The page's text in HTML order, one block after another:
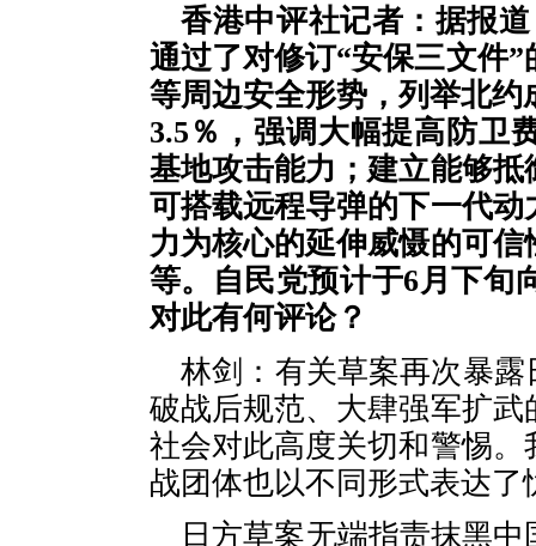
香港中评社记者：据报
通过了对修订“安保三文件
等周边安全形势，列举北
3.5％，强调大幅提高防卫
基地攻击能力；建立能够
可搭载远程导弹的下一代
力为核心的延伸威慑的可
等。自民党预计于6月下旬
对此有何评论？
林剑：有关草案再次暴
破战后规范、大肆强军扩
社会对此高度关切和警惕
战团体也以不同形式表达了
日方草案无端指责抹黑